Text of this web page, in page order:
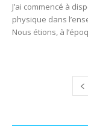
J’ai commencé à
physique dans
Nous étions, à